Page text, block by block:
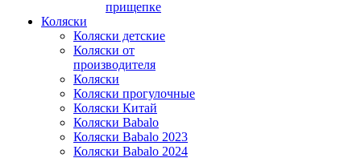
прищепке
Коляски
Коляски детские
Коляски от
производителя
Коляски
Коляски прогулочные
Коляски Китай
Коляски Babalo
Коляски Babalo 2023
Коляски Babalo 2024